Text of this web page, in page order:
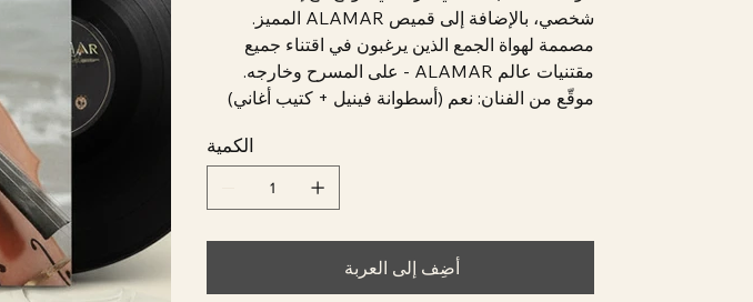
شخصي، بالإضافة إلى قميص ALAMAR المميز.
مصممة لهواة الجمع الذين يرغبون في اقتناء جميع
مقتنيات عالم ALAMAR - على المسرح وخارجه.
موقّع من الفنان: نعم (أسطوانة فينيل + كتيب أغاني)
الكمية
أضِف إلى العربة